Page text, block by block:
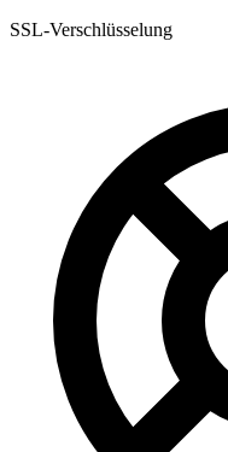
SSL-Verschlüsselung